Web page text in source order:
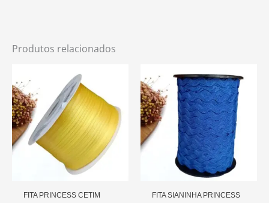
Produtos relacionados
FITA PRINCESS CETIM
FITA SIANINHA PRINCESS